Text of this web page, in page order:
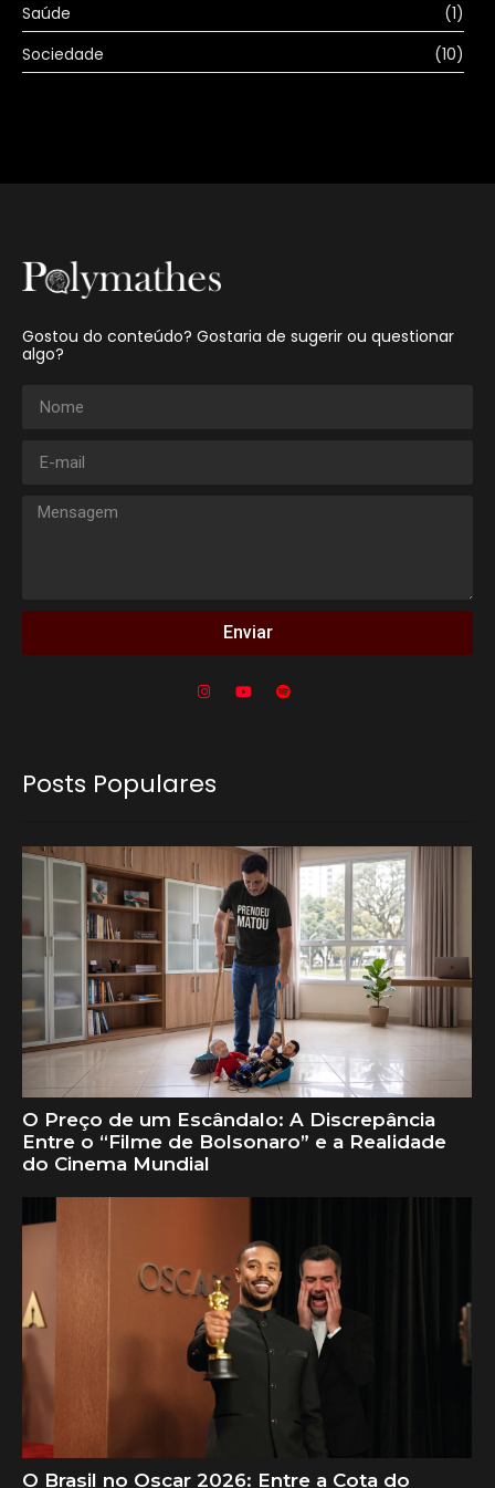
Saúde
(1)
Sociedade
(10)
Gostou do conteúdo? Gostaria de sugerir ou questionar
algo?
Enviar
Posts Populares
O Preço de um Escândalo: A Discrepância
Entre o “Filme de Bolsonaro” e a Realidade
do Cinema Mundial
O Brasil no Oscar 2026: Entre a Cota do